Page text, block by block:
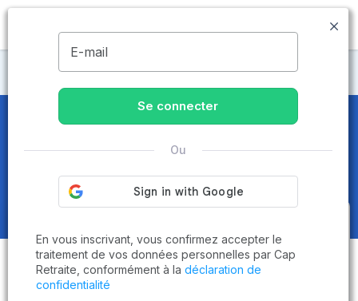
MENU
Maisons de retraite Charente
Maisons de retraite et EHPAD
Barbezieux-Saint-Hilaire (16300)
Obtenez le
comparatif des
établissementsadaptés à vos
critères en 3 minutes !
E-mail
Se connecter
Ou
En vous inscrivant, vous confirmez accepter le
traitement de vos données personnelles par Cap
Retraite, conformément à la déclaration de
confidentialité